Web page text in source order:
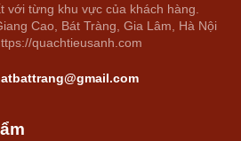
với từng khu vực của khách hàng.
Cao, Bát Tràng, Gia Lâm, Hà Nội
quachtieusanh.com